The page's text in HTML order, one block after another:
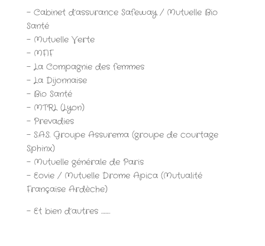
– Cabinet d’assurance Safeway / Mutuelle Bio
Santé
– Mutuelle Verte
– MFIF
– La Compagnie des femmes
– La Dijonnaise
– Bio Santé
– MTRL (Lyon)
– Prevadies
– S.A.S. Groupe Assurema (groupe de courtage
Sphinx)
– Mutuelle générale de Paris
– Eovie / Mutuelle Drome Apica (Mutualité
Française Ardèche)
– Et bien d’autres ………